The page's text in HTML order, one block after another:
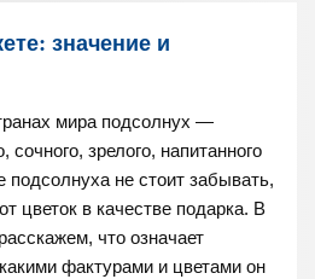
значение и
мира подсолнух —
сочного, зрелого, напитанного
не стоит забывать,
цветок в качестве подарка. В
что означает
фактурами и цветами он